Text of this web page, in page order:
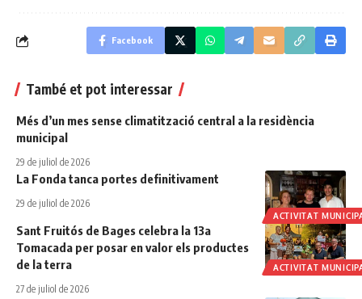
Facebook
També et pot interessar
Més d’un mes sense climatització central a la residència
municipal
29 de juliol de 2026
ACTIVITAT
La Fonda tanca portes definitivament
29 de juliol de 2026
ACTIVITAT
Sant Fruitós de Bages celebra la 13a
Tomacada per posar en valor els productes
de la terra
27 de juliol de 2026